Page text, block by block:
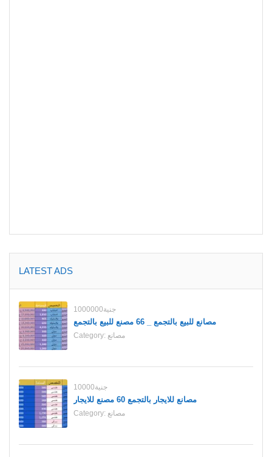
LATEST ADS
1000000جنية
مصانع للبيع بالتجمع _ 66 مصنع للبيع بالتجمع
Category: مصانع
10000جنية
مصانع للايجار بالتجمع 60 مصنع للايجار
Category: مصانع